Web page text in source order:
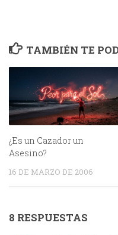
TAMBIÉN TE
¿Es un Cazador un
Asesino?
16 DE MARZO DE 2006
8 RESPUESTAS